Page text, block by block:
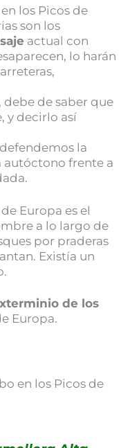
los Picos de
son los
actual con
lo harán
debe de saber que
y decirlo así
la
autóctono frente a
Europa es el
a lo largo de
por praderas
Existía un
de los
Europa.
en los Picos de